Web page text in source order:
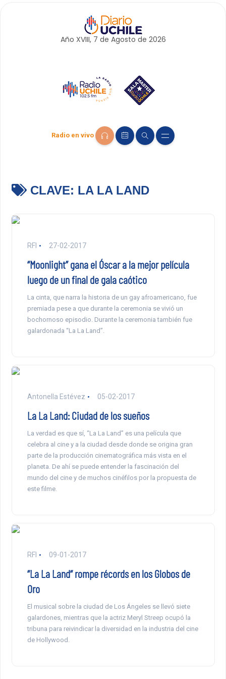
Año XVIII, 7 de Agosto de 2026
Radio en vivo
CLAVE: LA LA LAND
RFI 27-02-2017
“Moonlight” gana el Óscar a la mejor película
luego de un final de gala caótico
La cinta, que narra la historia de un gay afroamericano, fue
premiada pese a que durante la ceremonia se vivió un
bochornoso episodio. Durante la ceremonia también fue
galardonada “La La Land”.
Antonella Estévez 05-02-2017
La La Land: Ciudad de los sueños
La verdad es que sí, “La La Land” es una película que
celebra al cine y a la ciudad desde donde se origina gran
parte de la producción cinematográfica más vista en el
planeta. De ahí se puede entender la fascinación del
mundo del cine y de muchos cinéfilos por la propuesta de
este filme.
RFI 09-01-2017
“La La Land“ rompe récords en los Globos de
Oro
El musical sobre la ciudad de Los Ángeles se llevó siete
galardones, mientras que la actriz Meryl Streep ocupó la
tribuna para reivindicar la diversidad en la industria del cine
de Hollywood.